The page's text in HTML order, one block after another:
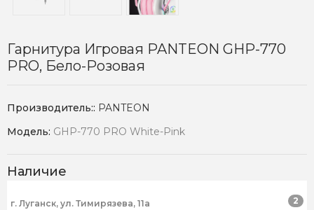
Гарнитура Игровая PANTEON GHP-770
PRO, Бело-Розовая
Производитель:: PANTEON
Модель: GHP-770 PRO White-Pink
Наличие
г. Луганск, ул. Тимирязева, 11а 2